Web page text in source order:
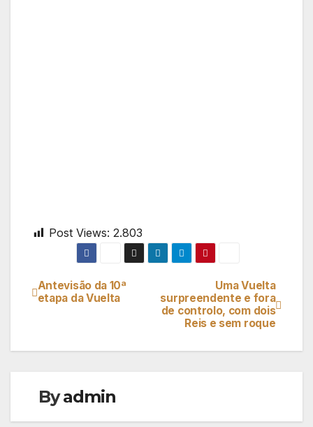
Post Views: 2.803
Navegação
artigos
Uma Vuelta
surpreendente e fora
de controlo, com dois
Reis e sem roque
Antevisão da 10ª
etapa da Vuelta
Byadmin